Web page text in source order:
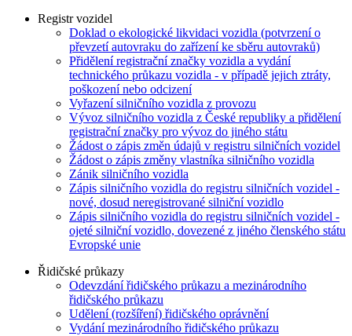
Registr vozidel
Doklad o ekologické likvidaci vozidla (potvrzení o
převzetí autovraku do zařízení ke sběru autovraků)
Přidělení registrační značky vozidla a vydání
technického průkazu vozidla - v případě jejich ztráty,
poškození nebo odcizení
Vyřazení silničního vozidla z provozu
Vývoz silničního vozidla z České republiky a přidělení
registrační značky pro vývoz do jiného státu
Žádost o zápis změn údajů v registru silničních vozidel
Žádost o zápis změny vlastníka silničního vozidla
Zánik silničního vozidla
Zápis silničního vozidla do registru silničních vozidel -
nové, dosud neregistrované silniční vozidlo
Zápis silničního vozidla do registru silničních vozidel -
ojeté silniční vozidlo, dovezené z jiného členského státu
Evropské unie
Řidičské průkazy
Odevzdání řidičského průkazu a mezinárodního
řidičského průkazu
Udělení (rozšíření) řidičského oprávnění
Vydání mezinárodního řidičského průkazu